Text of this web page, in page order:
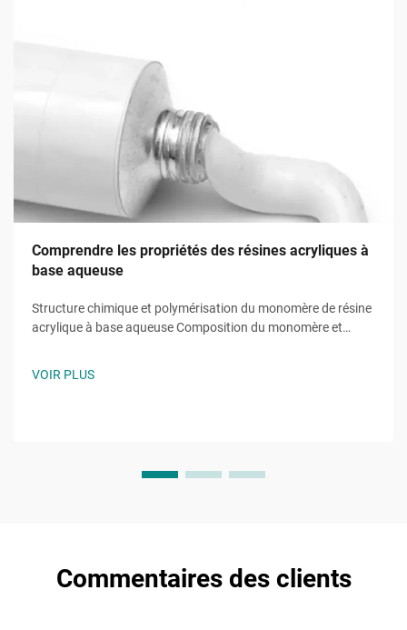
Comprendre les propriétés des résines acryliques à
base aqueuse
Structure chimique et polymérisation du monomère de résine
acrylique à base aqueuse Composition du monomère et
VOIR PLUS
Commentaires des clients